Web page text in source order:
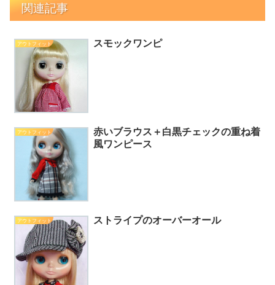
関連記事
アウトフィット スモックワンピ
アウトフィット
赤いブラウス＋白黒チェックの重ね着
風ワンピース
アウトフィット ストライプのオーバーオール